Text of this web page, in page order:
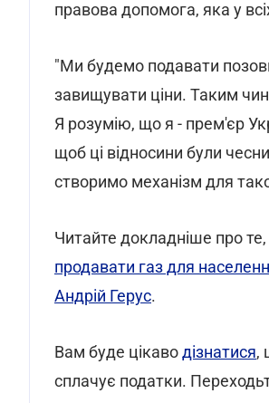
правова допомога, яка у
"Ми будемо подавати
завищувати ціни. Таким
Я розумію, що я - прем'єр
щоб ці відносини були
створимо механізм для
Читайте докладніше про
продавати газ для
Андрій Герус.
Вам буде цікаводізнатися,
сплачує податки.